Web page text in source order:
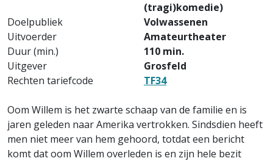
(tragi)komedie)
Doelpubliek
Volwassenen
Uitvoerder
Amateurtheater
Duur (min.)
110 min.
Uitgever
Grosfeld
Rechten tariefcode
TF34
Oom Willem is het zwarte schaap van de familie en is
jaren geleden naar Amerika vertrokken. Sindsdien heeft
men niet meer van hem gehoord, totdat een bericht
komt dat oom Willem overleden is en zijn hele bezit